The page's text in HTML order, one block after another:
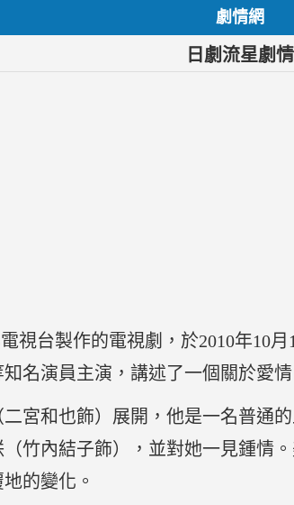
劇情網
日劇流星劇情
視台製作的電視劇，於2010年10
名演員主演，講述了一個關於愛
宮和也飾）展開，他是一名普通
竹內結子飾），並對她一見鍾情
的變化。